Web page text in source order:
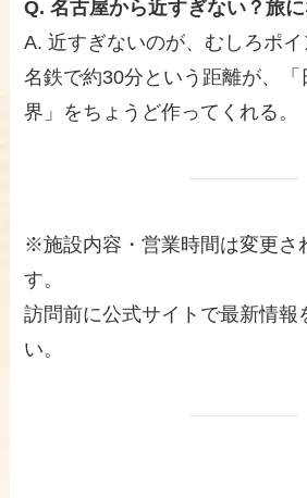
Q. 名古屋から近すぎない？旅に
A. 近すぎないのが、むしろポイ
名鉄で約30分という距離が、
界」をちょうど作ってくれる。
※施設内容・営業時間は変更さ
す。
訪問前に公式サイトで最新情報
い。